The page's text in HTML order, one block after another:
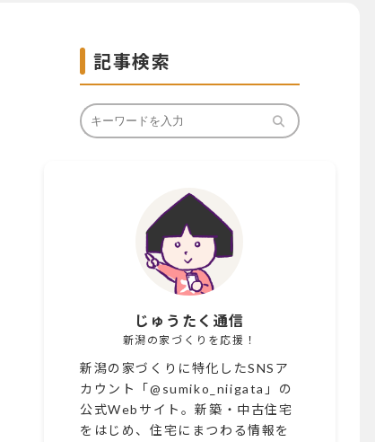
記事検索
じゅうたく通信
新潟の家づくりを応援！
新潟の家づくりに特化したSNSア
カウント「@sumiko_niigata」の
公式Webサイト。新築・中古住宅
をはじめ、住宅にまつわる情報を